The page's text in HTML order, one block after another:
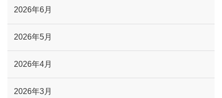
2026年6月
2026年5月
2026年4月
2026年3月